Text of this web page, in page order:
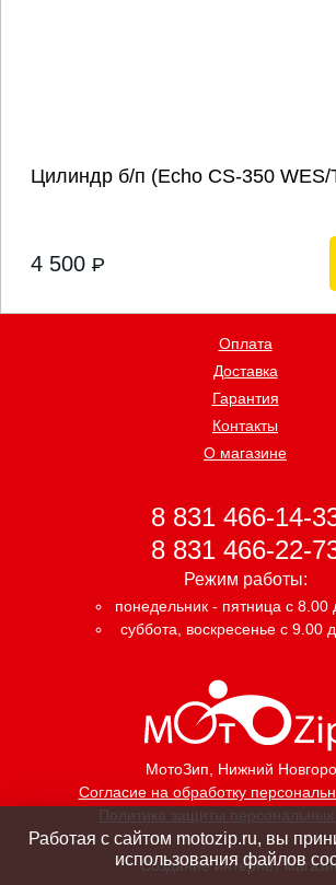
Цилиндр б/п (Echo CS-350 WES/
4 500 P
МотоЗип, Нижний
Согласие на обработку
Политика защиты
Оплата
Доставка
Гарантия
Контакты
О магазине
8 831 466-14-
8 831 466-22-
Режим работы:
понедельник - пятница с 8.00
суббота, воскресенье с 9.00
Создание интернет
Работая с сайтом motozip.ru, вы
использования файлов